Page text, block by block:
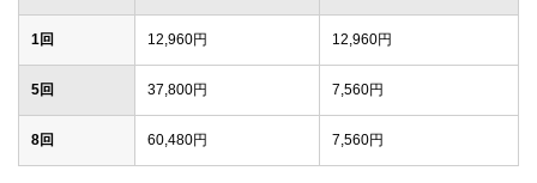
1回 12,960円 12,960円
5回 37,800円 7,560円
8回 60,480円 7,560円